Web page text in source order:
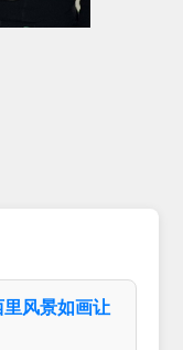
里风景如画让